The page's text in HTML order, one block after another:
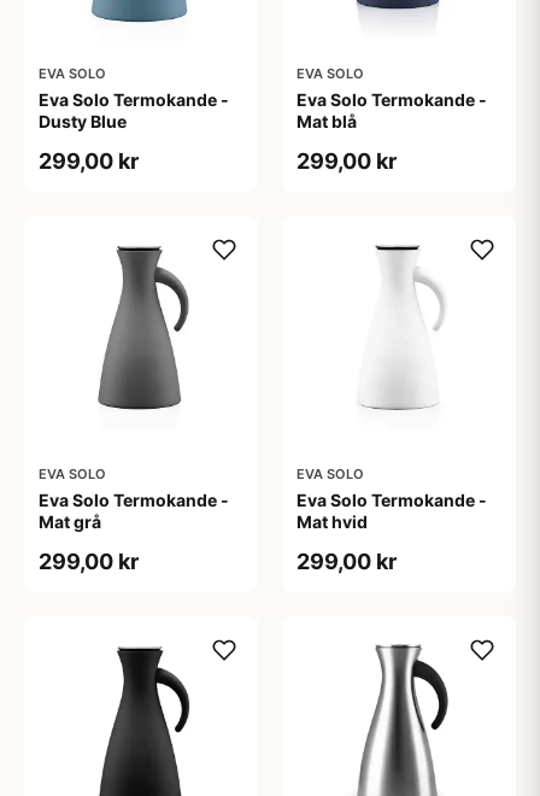
EVA SOLO
Eva Solo Termokande -
Dusty Blue
299,00 kr
EVA SOLO
Eva Solo Termokande -
Mat blå
299,00 kr
EVA SOLO
Eva Solo Termokande -
Mat grå
299,00 kr
EVA SOLO
Eva Solo Termokande -
Mat hvid
299,00 kr